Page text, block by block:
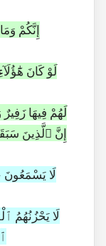
2581|21|100|لَهُمْ